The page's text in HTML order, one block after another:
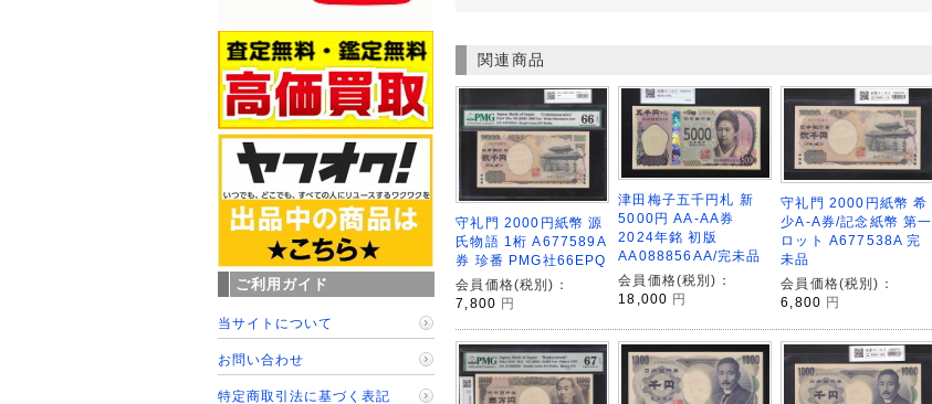
関連商品
守礼門 2000円紙幣 源
氏物語 1桁 A677589A
券 珍番 PMG社66EPQ
会員価格(税別)：
7,800 円
津田梅子五千円札 新
5000円 AA-AA券
2024年銘 初版
AA088856AA/完未品
会員価格(税別)：
18,000 円
守礼門 2000円紙幣 希
少A-A券/記念紙幣 第一
ロット A677538A 完
未品
会員価格(税別)：
6,800 円
ご利用ガイド
当サイトについて
お問い合わせ
特定商取引法に基づく表記